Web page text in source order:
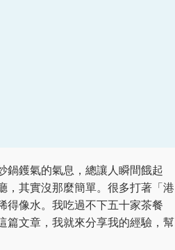
鍋鑊氣的氣息，總讓人瞬間餓起
，其實沒那麼簡單。很多打著「港
得像水。我吃過不下五十家茶餐
篇文章，我就來分享我的經驗，幫